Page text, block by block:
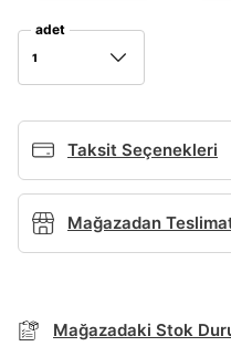
adet
1
Taksit Seçenekleri
Mağazadan
Mağazadaki Stok